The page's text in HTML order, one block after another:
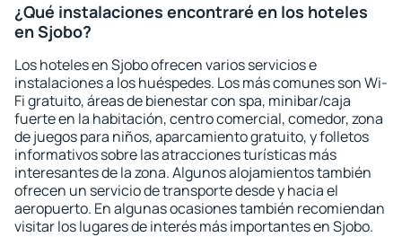
¿Qué instalaciones encontraré en los hoteles
en Sjobo?
Los hoteles en Sjobo ofrecen varios servicios e
instalaciones a los huéspedes. Los más comunes son Wi-
Fi gratuito, áreas de bienestar con spa, minibar/caja
fuerte en la habitación, centro comercial, comedor, zona
de juegos para niños, aparcamiento gratuito, y folletos
informativos sobre las atracciones turísticas más
interesantes de la zona. Algunos alojamientos también
ofrecen un servicio de transporte desde y hacia el
aeropuerto. En algunas ocasiones también recomiendan
visitar los lugares de interés más importantes en Sjobo.